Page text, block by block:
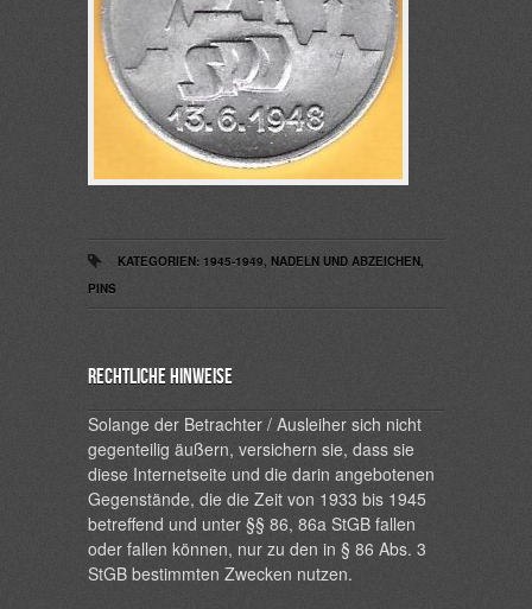
KATEGORIEN: 1945-1949, NADELN UND ABZEICHEN,
PINS
Rechtliche Hinweise
Solange der Betrachter / Ausleiher sich nicht
gegenteilig äußern, versichern sie, dass sie
diese Internetseite und die darin angebotenen
Gegenstände, die die Zeit von 1933 bis 1945
betreffend und unter §§ 86, 86a StGB fallen
oder fallen können, nur zu den in § 86 Abs. 3
StGB bestimmten Zwecken nutzen.